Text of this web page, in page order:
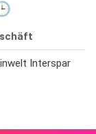
Interspar